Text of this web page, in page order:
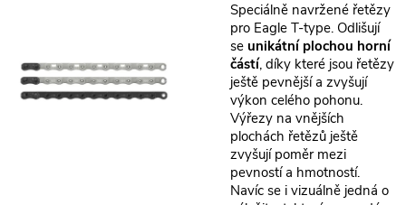
Speciálně navržené řetězy
pro Eagle T-type. Odlišují
se unikátní plochou horní
částí, díky které jsou řetězy
ještě pevnější a zvyšují
výkon celého pohonu.
Výřezy na vnějších
plochách řetězů ještě
zvyšují poměr mezi
pevností a hmotností.
Navíc se i vizuálně jedná o